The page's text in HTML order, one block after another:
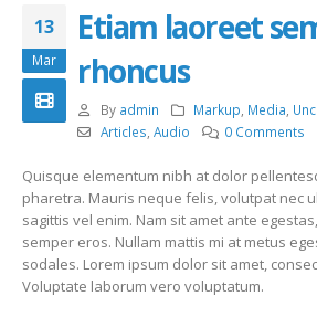
13
Mar
Etiam laoreet
rhoncus
By admin Markup Media
Articles Audio 0 Comments
Quisque elementum nibh at dolor
pharetra. Mauris neque felis, volutpat nec
sagittis vel enim. Nam sit amet ante
semper eros. Nullam mattis mi at metus
sodales. Lorem ipsum dolor sit amet,
Voluptate laborum vero voluptatum.